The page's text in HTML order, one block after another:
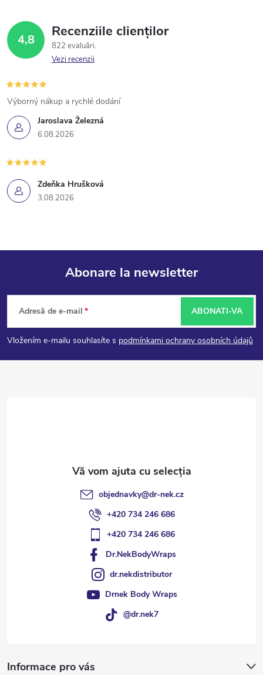
4,8 Recenziile clienților
822 evaluări
Vezi recenzii
Jaroslava Železná
6.08.2026
Výborný nákup a rychlé dodání
Zdeňka Hrušková
3.08.2026
S
u
b
Abonare la newsletter
Adresă de e-mail
Vložením e-mailu souhlasíte s podmínkami ochrany osobních údajů
ABONATI-VA
objednavky@dr-nek.cz
+420 734 246 686
+420 734 246 686
Dr.NekBodyWraps
dr.nekdistributor
Drnek Body Wraps
@dr.nek7
Informace pro vás